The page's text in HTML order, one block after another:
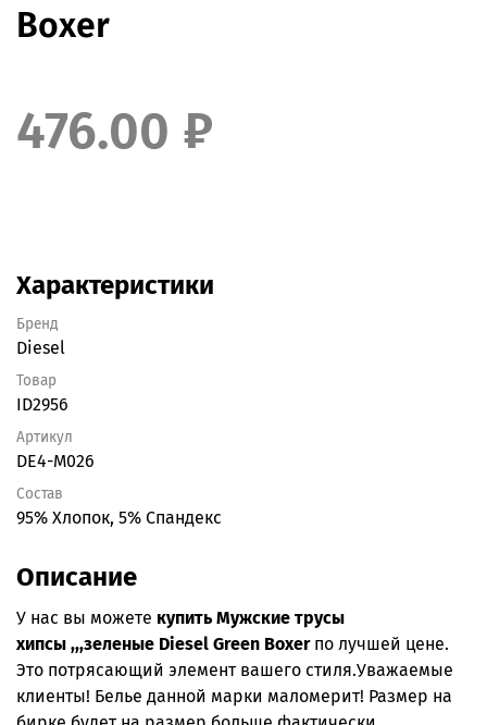
Boxer
476.00 ₽
Характеристики
Бренд
Diesel
Товар
ID2956
Артикул
DE4-M026
Состав
95% Хлопок, 5% Спандекс
Описание
У нас вы можете купить Мужские трусы
хипсы ,,,зеленые Diesel Green Boxerпо лучшей цене.
Это потрясающий элемент вашего стиля.Уважаемые
клиенты! Белье данной марки маломерит! Размер на